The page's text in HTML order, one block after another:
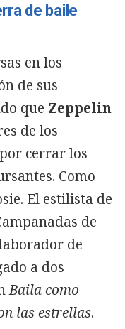
de baile
en los
de sus
que Zeppelin
de los
cerrar los
Como
El estilista de
de
de
a dos
Baila como
las estrellas.